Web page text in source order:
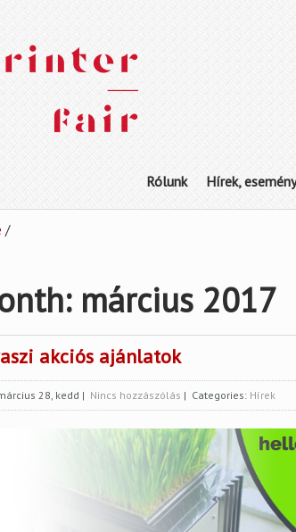
Rólunk Hírek,
/
március 2017
akciós ajánlatok
28, kedd | Nincs hozzászólás | Categories: Hírek